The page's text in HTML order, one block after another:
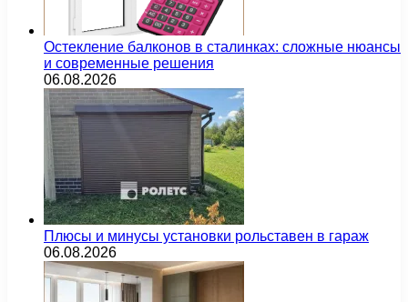
Остекление балконов в сталинках: сложные нюансы
и современные решения
06.08.2026
Плюсы и минусы установки рольставен в гараж
06.08.2026